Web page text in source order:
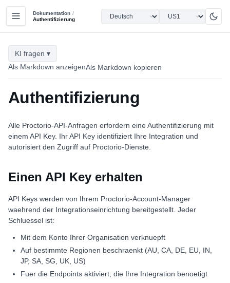
Dokumentation /
Authentifizierung
KI fragen ▾
Als Markdown anzeigenAls Markdown kopieren
Authentifizierung
Alle Proctorio-API-Anfragen erfordern eine Authentifizierung mit
einem API Key. Ihr API Key identifiziert Ihre Integration und
autorisiert den Zugriff auf Proctorio-Dienste.
Einen API Key erhalten
API Keys werden von Ihrem Proctorio-Account-Manager
waehrend der Integrationseinrichtung bereitgestellt. Jeder
Schluessel ist:
Mit dem Konto Ihrer Organisation verknuepft
Auf bestimmte Regionen beschraenkt (AU, CA, DE, EU, IN,
JP, SA, SG, UK, US)
Fuer die Endpoints aktiviert, die Ihre Integration benoetigt